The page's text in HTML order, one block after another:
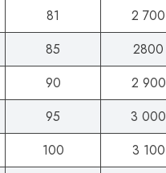
81 2 700
85 2800
90 2 900
95 3 000
100 3 100